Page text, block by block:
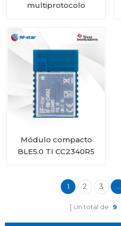
multiprotocolo
Módulo compacto
BLE5.0 TI CC2340R5
1 2 3 ...
Un total de 9